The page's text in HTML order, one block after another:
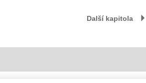
Další kapitola